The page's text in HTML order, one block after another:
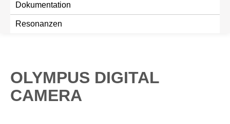
Dokumentation
Resonanzen
OLYMPUS DIGITAL
CAMERA